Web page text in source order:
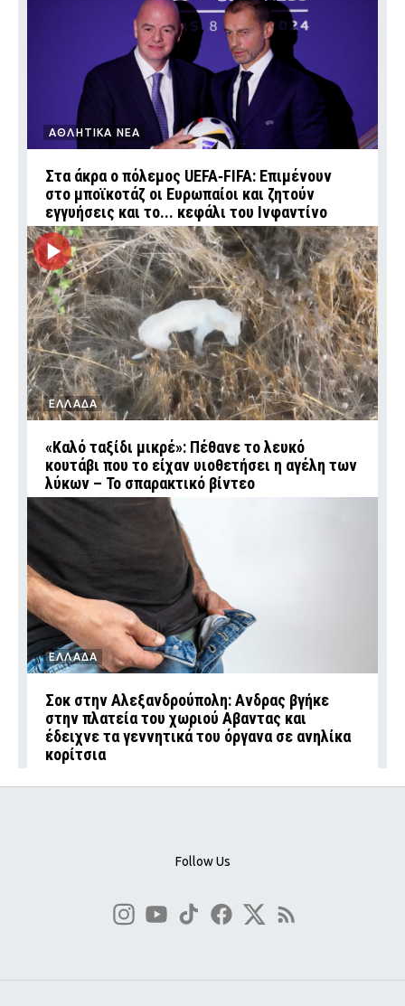
ΑΘΛΗΤΙΚΑ ΝΕΑ
Στα άκρα ο πόλεμος UEFA‑FIFA: Επιμένουν
στο μποϊκοτάζ οι Ευρωπαίοι και ζητούν
εγγυήσεις και το... κεφάλι του Ινφαντίνο
ΕΛΛΑΔΑ
«Καλό ταξίδι μικρέ»: Πέθανε το λευκό
κουτάβι που το είχαν υιοθετήσει η αγέλη των
λύκων – Το σπαρακτικό βίντεο
ΕΛΛΑΔΑ
Σοκ στην Αλεξανδρούπολη: Ανδρας βγήκε
στην πλατεία του χωριού Αβαντας και
έδειχνε τα γεννητικά του όργανα σε ανηλίκα
κορίτσια
Follow Us